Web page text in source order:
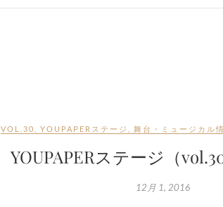
VOL.30 YOUPAPERステージ 舞台・ミュージカル
YOUPAPERステージ（
12月 1, 2016